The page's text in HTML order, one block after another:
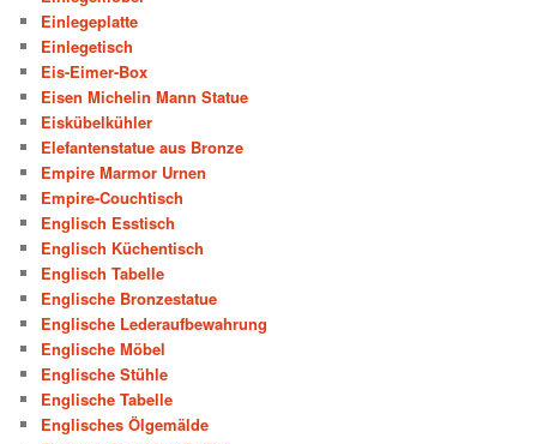
Einlegeplatte
Einlegetisch
Eis-Eimer-Box
Eisen Michelin Mann Statue
Eiskübelkühler
Elefantenstatue aus Bronze
Empire Marmor Urnen
Empire-Couchtisch
Englisch Esstisch
Englisch Küchentisch
Englisch Tabelle
Englische Bronzestatue
Englische Lederaufbewahrung
Englische Möbel
Englische Stühle
Englische Tabelle
Englisches Ölgemälde